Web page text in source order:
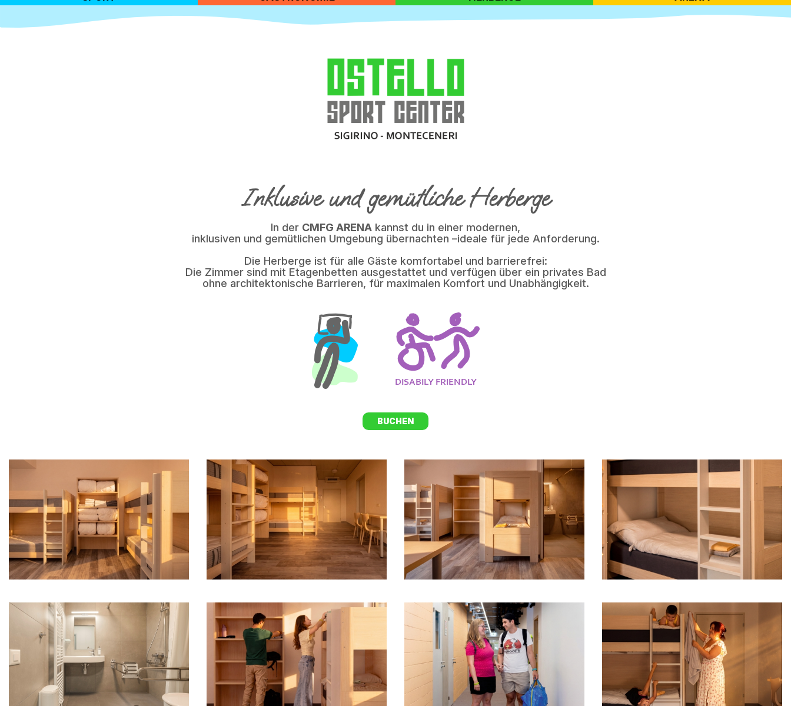
Inklusive und gemütliche Herberge
In der CMFG ARENA kannst du in einer modernen,
inklusiven und gemütlichen Umgebung übernachten –ideale für jede Anforderung.
Die Herberge ist für alle Gäste komfortabel und barrierefrei:
Die Zimmer sind mit Etagenbetten ausgestattet und verfügen über ein privates Bad
ohne architektonische Barrieren, für maximalen Komfort und Unabhängigkeit.
BUCHEN